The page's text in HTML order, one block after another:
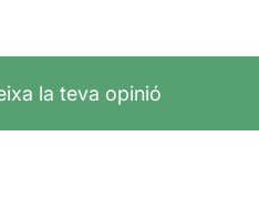
la teva opinió